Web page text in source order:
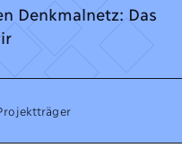
Denkmalnetz: Das